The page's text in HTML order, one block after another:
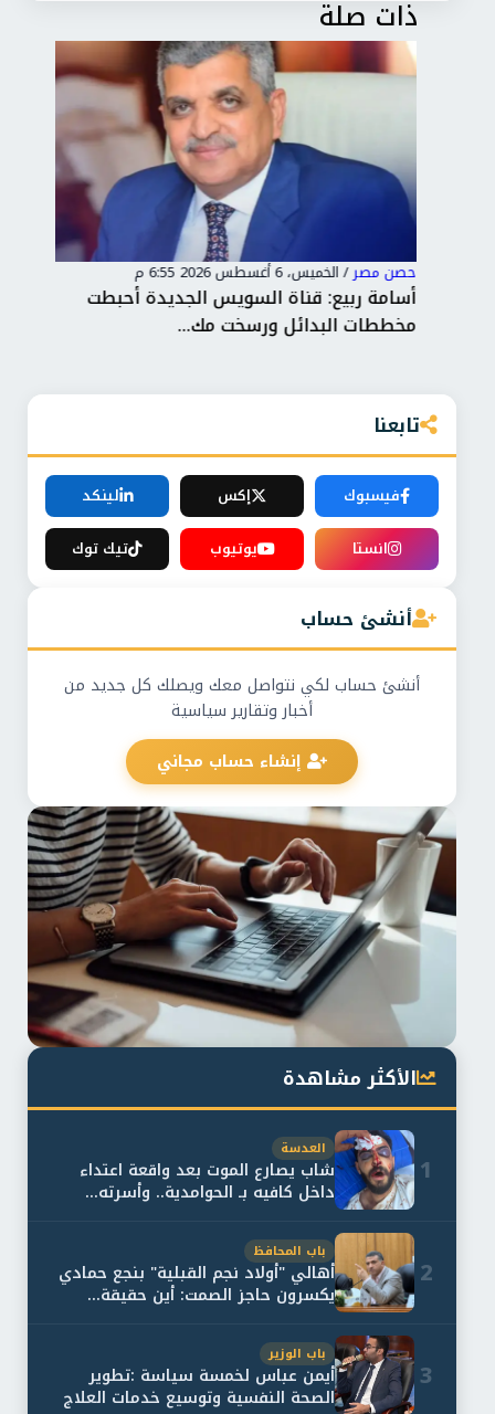
ذات صلة
حصن مصر / الخميس، 6 أغسطس 2026 6:55 م
أسامة ربيع: قناة السويس الجديدة أحبطت
مخططات البدائل ورسخت مك...
تابعنا
فيسبوك إكس
لينكد
انستا
يوتيوب تيك توك
أنشئ حساب
أنشئ حساب لكي نتواصل معك ويصلك كل جديد من
أخبار وتقارير سياسية
إنشاء حساب مجاني
الأكثر مشاهدة
1
العدسة
شاب يصارع الموت بعد واقعة اعتداء
داخل كافيه بـ الحوامدية.. وأسرته...
2
باب المحافظ
أهالي "أولاد نجم القبلية" بنجع حمادي
يكسرون حاجز الصمت: أين حقيقة...
3
باب الوزير
أيمن عباس لخمسة سياسة :تطوير
الصحة النفسية وتوسيع خدمات العلاج